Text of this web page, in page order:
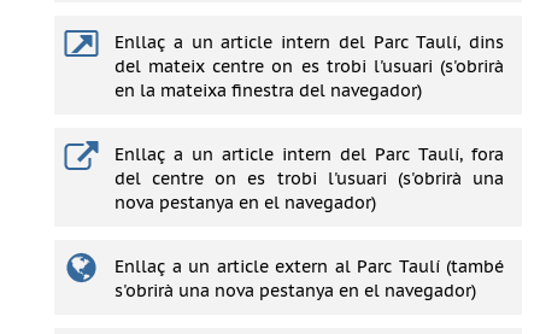
Enllaç a un article intern del Parc Taulí, dins
del mateix centre on es trobi l'usuari (s'obrirà
en la mateixa finestra del navegador)
Enllaç a un article intern del Parc Taulí, fora
del centre on es trobi l'usuari (s'obrirà una
nova pestanya en el navegador)
Enllaç a un article extern al Parc Taulí (també
s'obrirà una nova pestanya en el navegador)